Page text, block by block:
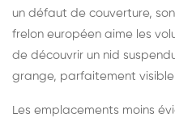
un défaut de couverture,
frelon européen aime les
de découvrir un nid
grange, parfaitement visible
Les emplacements moins